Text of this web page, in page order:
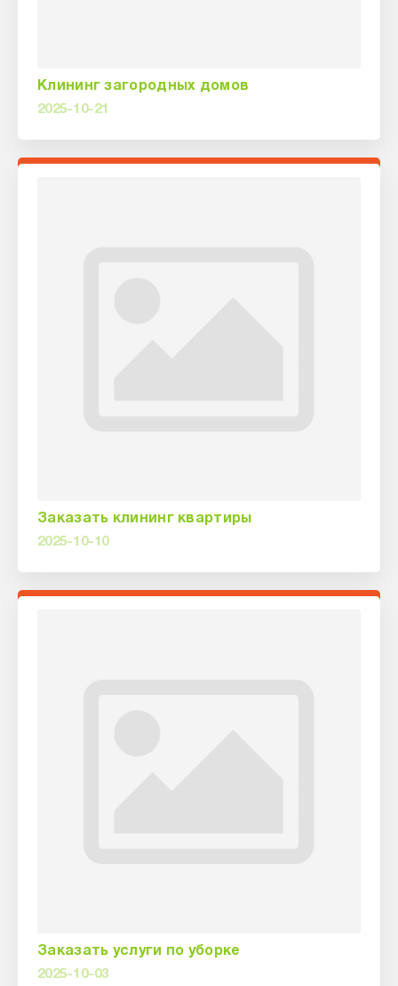
Клининг загородных домов
2025-10-21
Заказать клининг квартиры
2025-10-10
Заказать услуги по уборке
2025-10-03